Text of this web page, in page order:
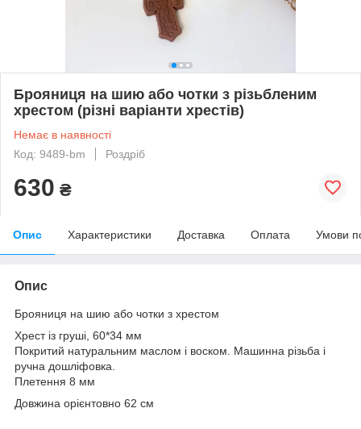
Брояниця на шию або чотки з різьбленим
хрестом (різні варіанти хрестів)
Немає в наявності
Код: 9489-bm
Роздріб
630 ₴
Опис Характеристики Доставка Оплата Умови
Опис
Брояниця на шию або чотки з хрестом
Хрест із груші, 60*34 мм
Покритий натуральним маслом і воском. Машинна різьба і
ручна дошліфовка.
Плетення 8 мм
Довжина орієнтовно 62 см